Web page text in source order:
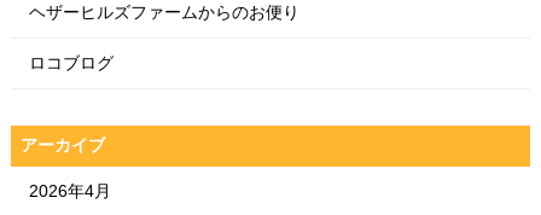
ヘザーヒルズファームからのお便り
ロコブログ
アーカイブ
2026年4月